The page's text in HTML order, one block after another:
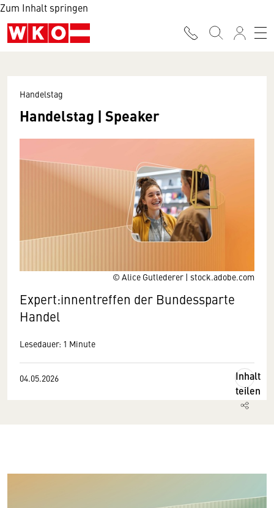
Zum Inhalt springen
© Alice Gutlederer | stock.adobe.com
Handelstag
Handelstag | Speaker
Expert:innentreffen der Bundessparte
Handel
Lesedauer: 1 Minute
04.05.2026
Inhalt
teilen